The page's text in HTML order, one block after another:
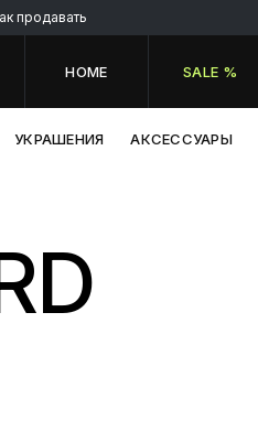
продавать
HOME SALE %
УКРАШЕНИЯ АКСЕССУАРЫ